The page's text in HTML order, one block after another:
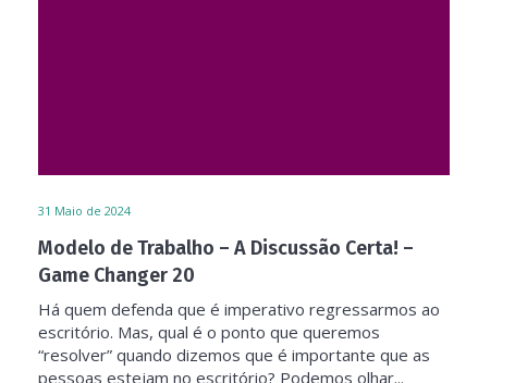
31 Maio de 2024
Modelo de Trabalho – A Discussão Certa! –
Game Changer 20
Há quem defenda que é imperativo regressarmos ao
escritório. Mas, qual é o ponto que queremos
“resolver” quando dizemos que é importante que as
pessoas estejam no escritório? Podemos olhar...